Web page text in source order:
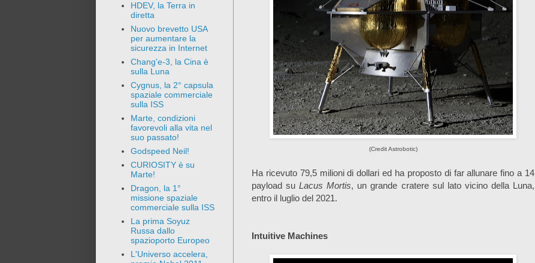
(Credit Astrobotic)
Ha ricevuto 79,5 milioni di dollari ed ha proposto di far allunare fino a 14
payload suLacus Mortis, un grande cratere sul lato vicino della Luna,
entro il luglio del 2021.
Intuitive Machines
HDEV, la Terra in
diretta
Nuovo brevetto USA
per aumentare la
sicurezza in Internet
Chang'e-3, la Cina è
sulla Luna
Cygnus, la 2° capsula
spaziale commerciale
sulla ISS
Marte, condizioni
favorevoli alla vita nel
suo passato!
Godspeed Neil!
CURIOSITY è su
Marte!
Dragon, la 1°
missione spaziale
commerciale sulla ISS
La prima Soyuz
Russa dallo
spazioporto Europeo
L'Universo accelera,